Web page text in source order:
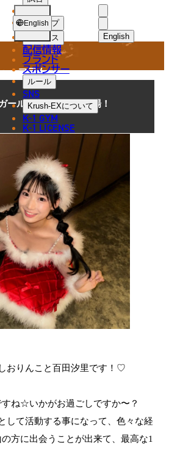
English
ショップ
ニュース
配信情報
ブランド
スポンサー
ルール
SNS
Krush-EXについて
K-1 GYM
K-1 LICENSE
English
COLUMN
コラム
ールズ 百田汐里が登場！
おりんこと百田汐里です！♡
ね☆いかがお過ごしですか〜？
して活動する事になって、色々な経
方に出会うことが出来て、最高な1